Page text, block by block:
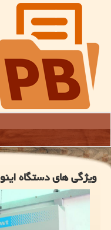
ویژگی های دستگاه